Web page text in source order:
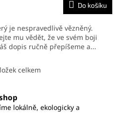
Do košíku
je nespravedlivě vězněný.
mu vědět, že ve svém boji
dopis ručně přepíšeme a...
O
á
d
celkem
lokálně, ekologicky a